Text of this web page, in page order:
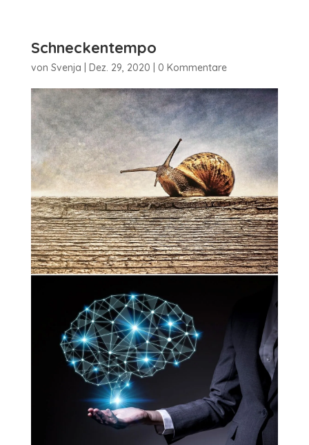
Schneckentempo
von Svenja Dez. 29, 2020 0 Kommentare